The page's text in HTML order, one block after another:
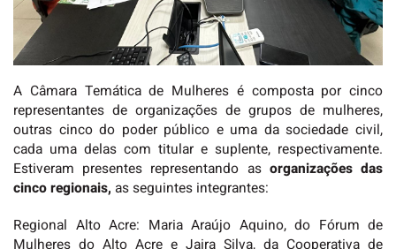
A Câmara Temática de Mulheres é composta por cinco
representantes de organizações de grupos de mulheres,
outras cinco do poder público e uma da sociedade civil,
cada uma delas com titular e suplente, respectivamente.
Estiveram presentes representando as organizações das
cinco regionais, as seguintes integrantes:
Regional Alto Acre: Maria Araújo Aquino, do Fórum de